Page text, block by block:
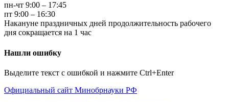
пн-чт 9:00 – 17:45
пт 9:00 – 16:30
Накануне праздничных дней продолжительность рабочего
дня сокращается на 1 час
Нашли ошибку
Выделите текст с ошибкой и нажмите Ctrl+Enter
Официальный сайт Минобрнауки РФ